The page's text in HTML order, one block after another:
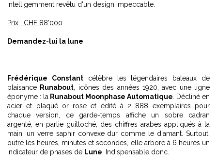
intelligemment revêtu d'un design impeccable.
Prix : CHF 88’000
Demandez-lui la lune
Frédérique Constantcélèbre les légendaires bateaux de
plaisance Runabout , icônes des années 1920, avec une ligne
éponyme : la Runabout Moonphase Automatique . Décliné en
acier et plaqué or rose et édité à 2 888 exemplaires pour
chaque version, ce garde-temps affiche un sobre cadran
argenté, en partie guilloché, des chiffres arabes appliqués à la
main, un verre saphir convexe dur comme le diamant. Surtout,
outre les heures, minutes et secondes, elle arbore à 6 heures un
indicateur de phases de Lune . Indispensable donc.